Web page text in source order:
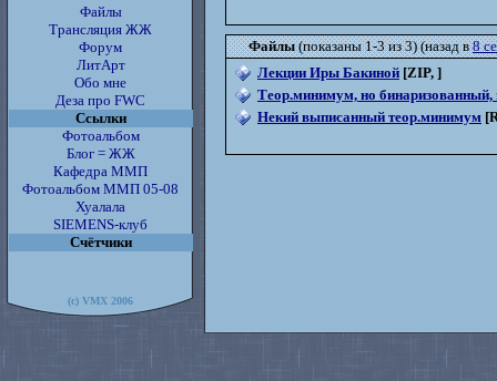
Файлы(показаны 1-3 из 3) (назад в8
Лекции Иры Бакиной [ZIP, ]
Теор.минимум, но бинаризованный,
Некий выписанный теор.минимум
Файлы
Трансляция ЖЖ
Форум
ЛитАрт
Обо мне
Деза про FWC
Ссылки
Фотоальбом
Блог = ЖЖ
Кафедра ММП
Фотоальбом ММП 05-08
Хуалала
SIEMENS-клуб
Счётчики
(c) VMX 2006